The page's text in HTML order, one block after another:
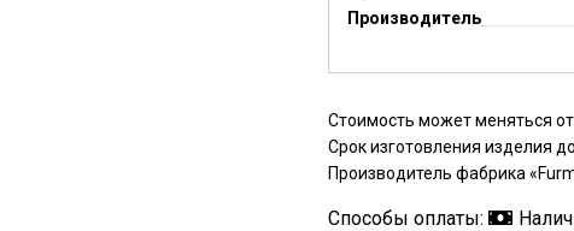
Производитель
Стоимость может меняться
Срок изготовления изделия
Производитель фабрика
Способы оплаты: